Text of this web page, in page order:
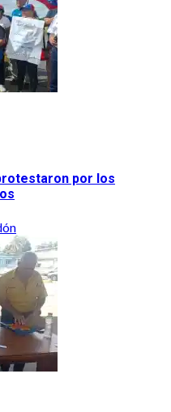
por los